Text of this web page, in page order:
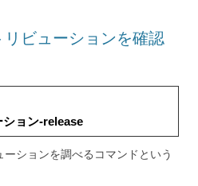
ビューションを確認
ョン-release
ションを調べるコマンドという